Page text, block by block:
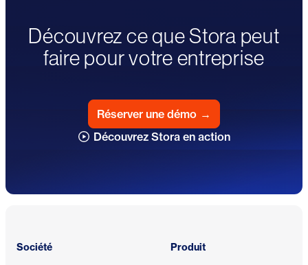
Découvrez ce que Stora peut
faire pour votre entreprise
Réserver une démo →
Découvrez Stora en action
Société Produit